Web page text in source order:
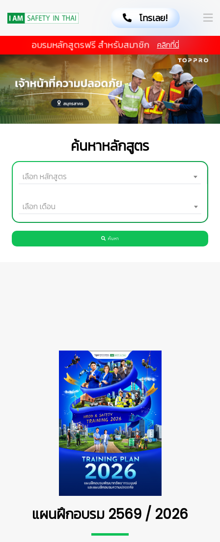
โทรเลย!
อบรมหลักสูตรฟรี สำหรับสมาชิก คลิกที่นี่
ค้นหาหลักสูตร
เลือก หลักสูตร
เลือก เดือน
ค้นหา
แผนฝึกอบรม 2569 / 2026